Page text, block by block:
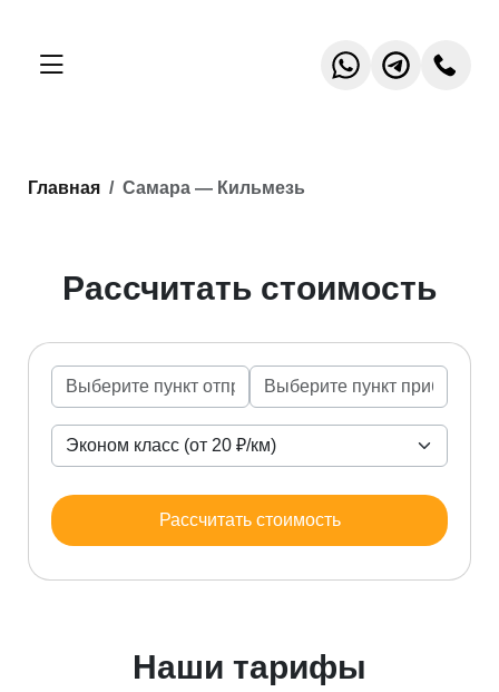
Главная Самара — Кильмезь
Рассчитать стоимость
Рассчитать стоимость
Наши тарифы